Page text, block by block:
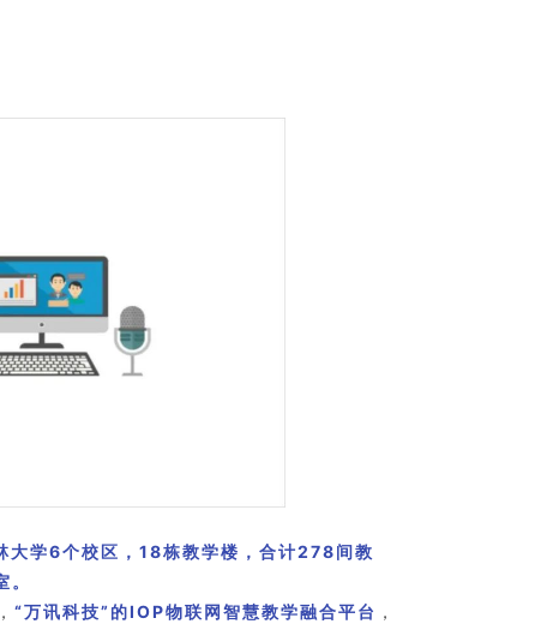
大学6个校区，18栋教学楼，合计278间教
“万讯科技”的IOP物联网智慧教学融合平台 ，